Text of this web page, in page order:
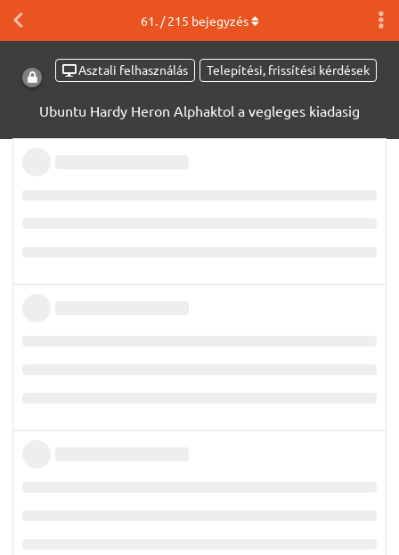
Asztali felhasználás Telepítési, frissítési kérdések
Ubuntu Hardy Heron Alphaktol a vegleges kiadasig
61. /215 bejegyzés